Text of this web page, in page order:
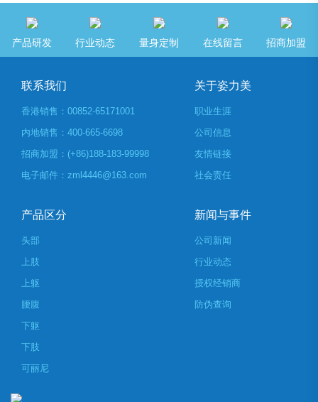
产品研发 行业动态 量身定制 在线留言 招商加盟
联系我们
香港销售：00852-65171001
内地销售：400-665-6698
招商加盟：(+86)188-183-99998
电子邮件：zml4446@163.com
关于姿力美
职业生涯
公司信息
友情链接
社会责任
产品区分
头部
上肢
上躯
腰腹
下躯
下肢
可丽尼
新闻与事件
公司新闻
行业动态
授权经销商
防伪查询